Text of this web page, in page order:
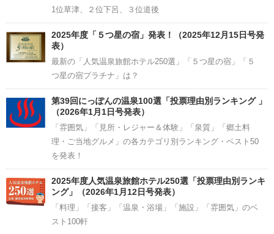
1位草津、２位下呂、３位道後
2025年度「５つ星の宿」発表！（2025年12月15日号発
表）
最新の「人気温泉旅館ホテル250選」「５つ星の宿」「５
つ星の宿プラチナ」は？
第39回にっぽんの温泉100選「投票理由別ランキング 」
（2026年1月1日号発表）
「雰囲気」「見所・レジャー＆体験」「泉質」「郷土料
理・ご当地グルメ」の各カテゴリ別ランキング・ベスト50
を発表！
2025年度人気温泉旅館ホテル250選「投票理由別ランキ
ング」（2026年1月12日号発表）
「料理」「接客」「温泉・浴場」「施設」「雰囲気」のベ
スト100軒